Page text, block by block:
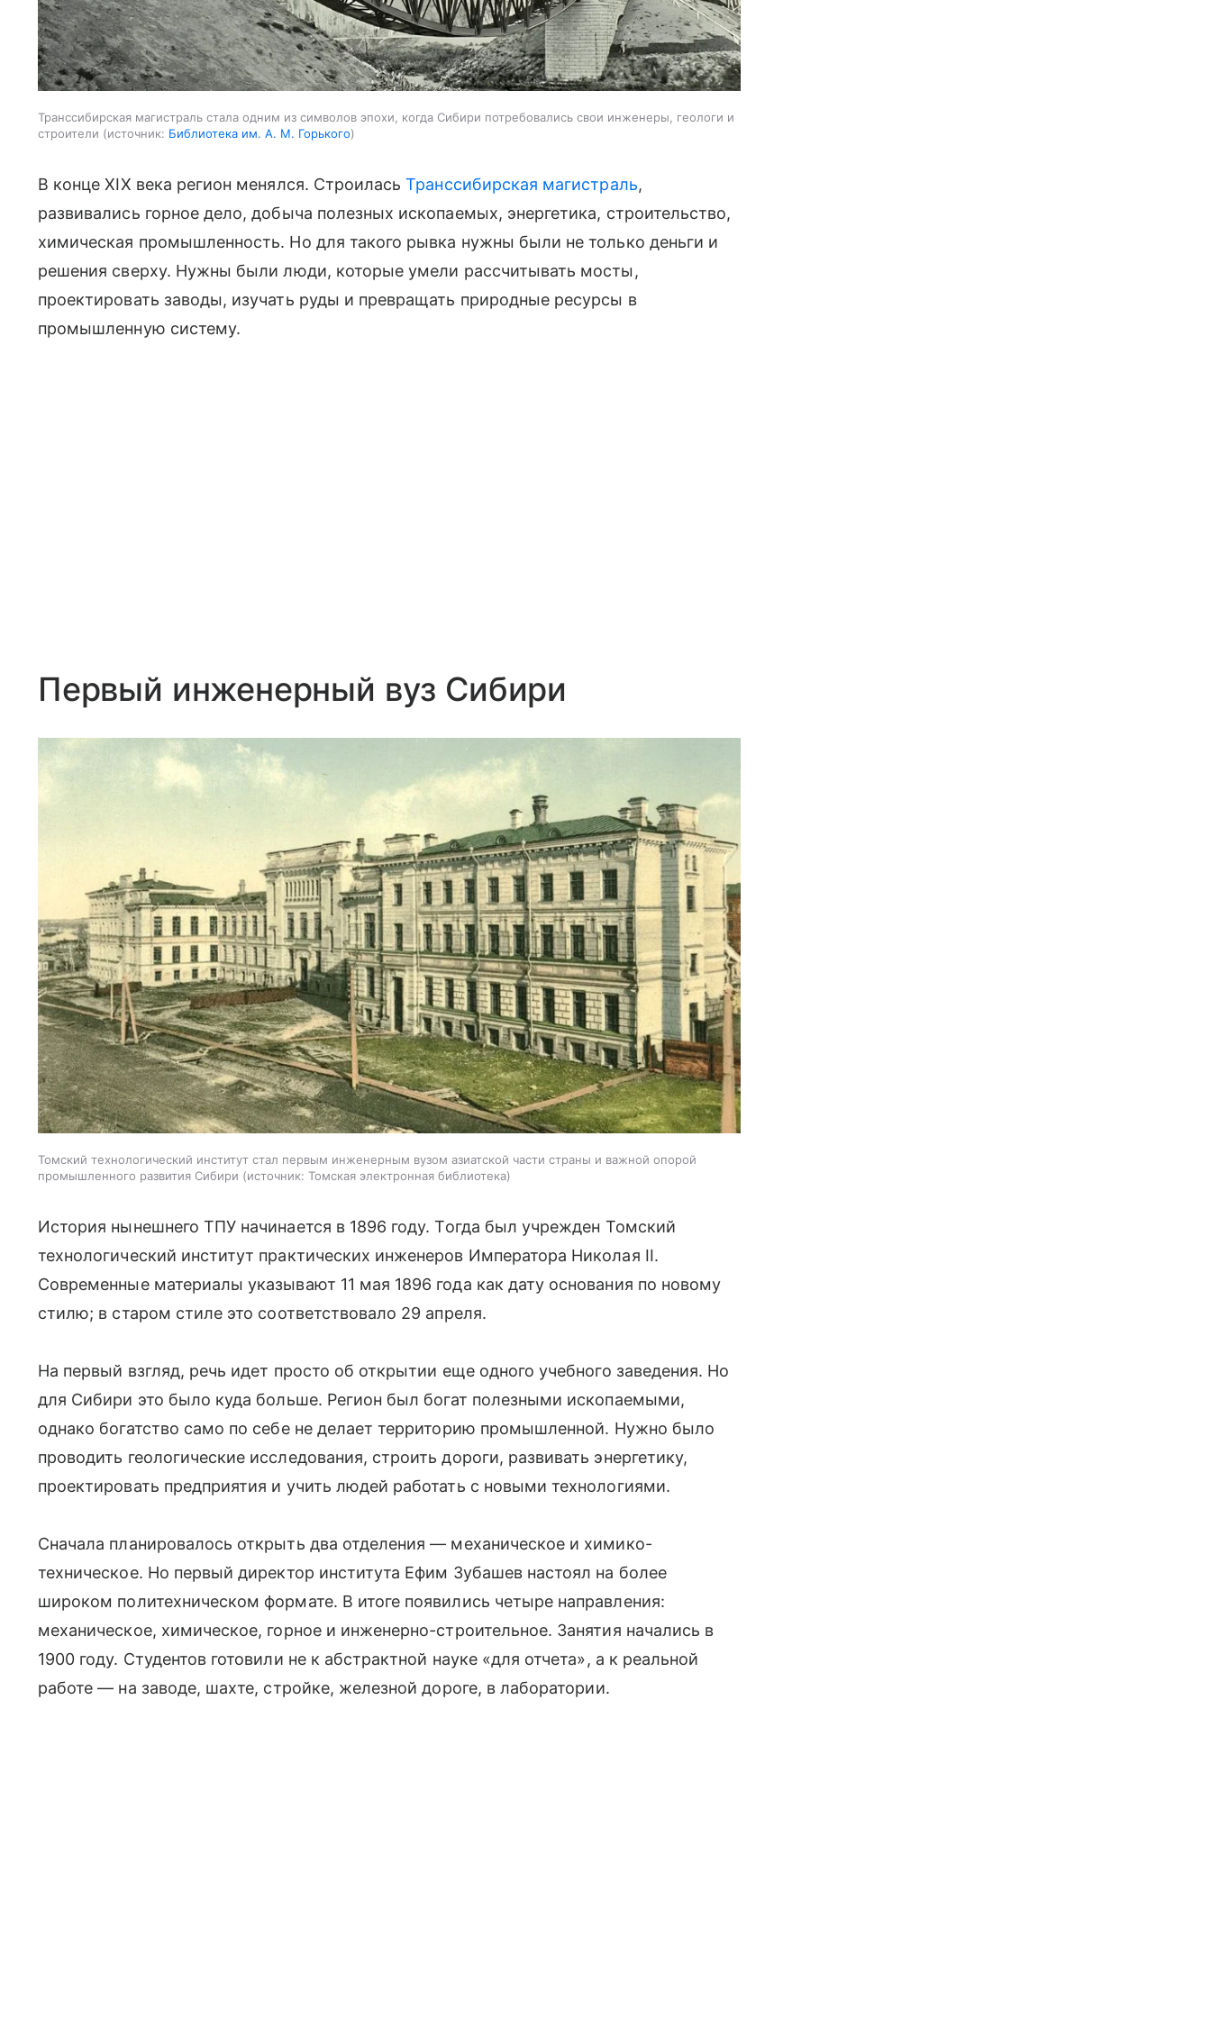
Транссибирская магистраль стала одним из символов эпохи, когда Сибири потребовались свои инженеры, геологи и
строители
источник: Библиотека им. А. М. Горького
В конце XIX века регион менялся. СтроиласьТранссибирская магистраль,
развивались горное дело, добыча полезных ископаемых, энергетика, строительство,
химическая промышленность. Но для такого рывка нужны были не только деньги и
решения сверху. Нужны были люди, которые умели рассчитывать мосты,
проектировать заводы, изучать руды и превращать природные ресурсы в
промышленную систему.
Первый инженерный вуз Сибири
Томский технологический институт стал первым инженерным вузом азиатской части страны и важной опорой
промышленного развития Сибири
источник: Томская электронная библиотека
История нынешнего ТПУ начинается в 1896 году. Тогда был учрежден Томский
технологический институт практических инженеров Императора Николая II.
Современные материалы указывают 11 мая 1896 года как дату основания по новому
стилю; в старом стиле это соответствовало 29 апреля.
На первый взгляд, речь идет просто об открытии еще одного учебного заведения. Но
для Сибири это было куда больше. Регион был богат полезными ископаемыми,
однако богатство само по себе не делает территорию промышленной. Нужно было
проводить геологические исследования, строить дороги, развивать энергетику,
проектировать предприятия и учить людей работать с новыми технологиями.
Сначала планировалось открыть два отделения — механическое и химико-
техническое. Но первый директор института Ефим Зубашев настоял на более
широком политехническом формате. В итоге появились четыре направления:
механическое, химическое, горное и инженерно-строительное. Занятия начались в
1900 году. Студентов готовили не к абстрактной науке «для отчета», а к реальной
работе — на заводе, шахте, стройке, железной дороге, в лаборатории.